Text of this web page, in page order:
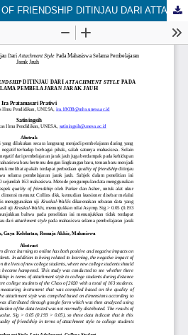
PERBEDAAN QUALITY OF FRIENDSHIP DITINJAU DARI ATTACHMENT STYLE PADA MAHASISWA SELAMA PEMBELAJARAN JARAK JAUH